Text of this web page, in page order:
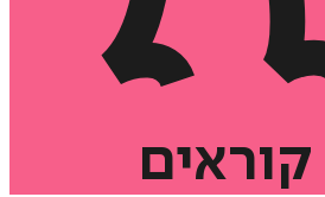
קוראים